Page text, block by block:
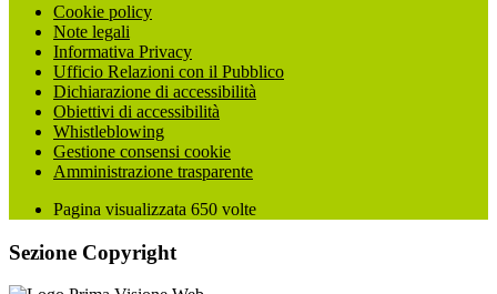
Cookie policy
Note legali
Informativa Privacy
Ufficio Relazioni con il Pubblico
Dichiarazione di accessibilità
Obiettivi di accessibilità
Whistleblowing
Gestione consensi cookie
Amministrazione trasparente
Pagina visualizzata 650 volte
Sezione Copyright